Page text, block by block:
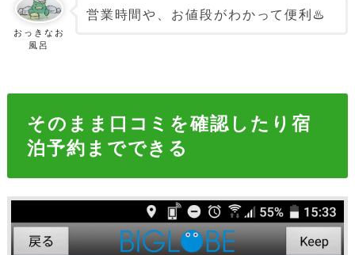
おっきなお
風呂
営業時間や、お値段がわかって便利♨️
そのまま口コミを確認したり宿
泊予約までできる